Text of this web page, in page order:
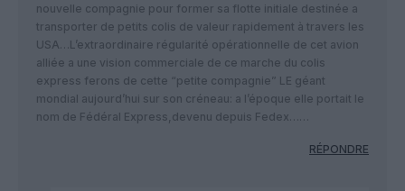
nouvelle compagnie pour former sa flotte initiale destinée a
transporter de petits colis de valeur rapidement à travers les
USA…L’extraordinaire régularité opérationnelle de cet avion
alliée a une vision commerciale de ce marche du colis
express ferons de cette “petite compagnie” LE géant
mondial aujourd’hui sur son créneau: a l’époque elle portait le
nom de Fédéral Express,devenu depuis Fedex……
RÉPONDRE